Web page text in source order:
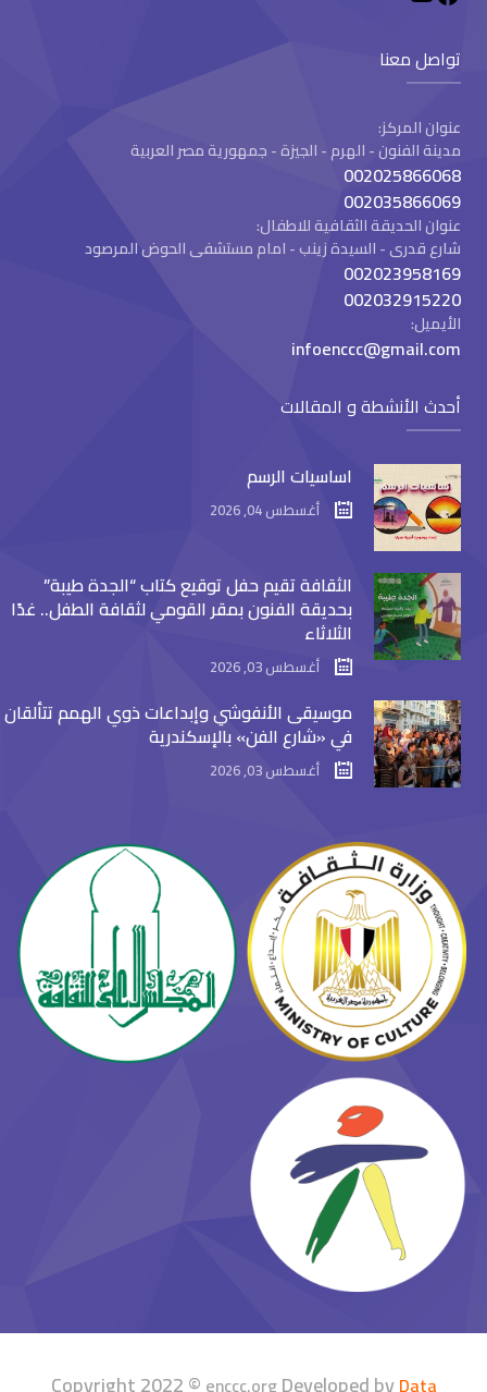
تواصل معنا
عنوان المركز:
مدينة الفنون - الهرم - الجيزة - جمهورية مصر العربية
002025866068
002035866069
عنوان الحديقة الثقافية للاطفال:
شارع قدرى - السيدة زينب - امام مستشفى الحوض المرصود
002023958169
002032915220
الأيميل:
infoenccc@gmail.com
أحدث الأنشطة و المقالات
اساسيات الرسم
أغسطس 04, 2026
الثقافة تقيم حفل توقيع كتاب “الجدة طيبة”
بحديقة الفنون بمقر القومي لثقافة الطفل.. غدًا
الثلاثاء
أغسطس 03, 2026
موسيقى الأنفوشي وإبداعات ذوي الهمم تتألقان
في «شارع الفن» بالإسكندرية
أغسطس 03, 2026